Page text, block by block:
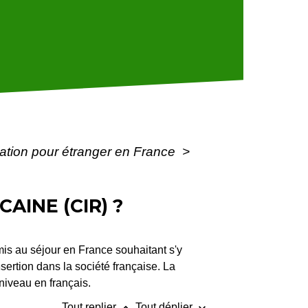
pour étranger en France >
(CIR) ?
au séjour en France souhaitant s'y
dans la société française. La
en français.